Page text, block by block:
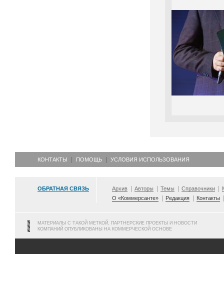
КОНТАКТЫ ПОМОЩЬ УСЛОВИЯ ИСПОЛЬЗОВАНИЯ
ОБРАТНАЯ СВЯЗЬ Архив Авторы Темы Справочники
О «Коммерсанте»
Редакция Контакты
МАТЕРИАЛЫ С ТАКОЙ МЕТКОЙ, ПАРТНЕРСКИЕ ПРОЕКТЫ И НОВОСТИ
КОМПАНИЙ ОПУБЛИКОВАНЫ НА КОММЕРЧЕСКОЙ ОСНОВЕ